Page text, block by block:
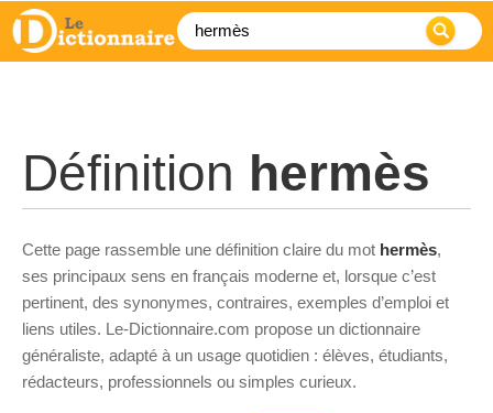
Définition hermès
Cette page rassemble une définition claire du mot hermès,
ses principaux sens en français moderne et, lorsque c’est
pertinent, des synonymes, contraires, exemples d’emploi et
liens utiles. Le-Dictionnaire.com propose un dictionnaire
généraliste, adapté à un usage quotidien : élèves, étudiants,
rédacteurs, professionnels ou simples curieux.